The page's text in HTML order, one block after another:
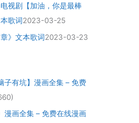
视剧【加油，你是最棒
歌词2023-03-25
》文本歌词2023-03-23
子有坑】漫画全集 – 免费
漫画全集 – 免费在线漫画